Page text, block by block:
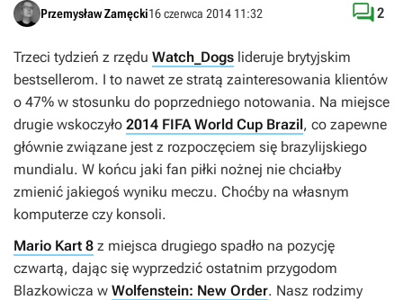
Przemysław Zamęcki16 czerwca 2014 11:32 2
Trzeci tydzień z rzędu Watch_Dogs lideruje brytyjskim
bestsellerom. I to nawet ze stratą zainteresowania klientów
o 47% w stosunku do poprzedniego notowania. Na miejsce
drugie wskoczyło 2014 FIFA World Cup Brazil, co zapewne
głównie związane jest z rozpoczęciem się brazylijskiego
mundialu. W końcu jaki fan piłki nożnej nie chciałby
zmienić jakiegoś wyniku meczu. Choćby na własnym
komputerze czy konsoli.
Mario Kart 8 z miejsca drugiego spadło na pozycję
czwartą, dając się wyprzedzić ostatnim przygodom
Blazkowicza w Wolfenstein: New Order. Nasz rodzimy